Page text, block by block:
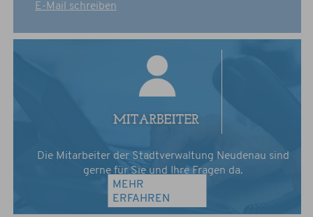
E-Mail schreiben
Die Mitarbeiter der Stadtverwaltung Neudenau sind
gerne für Sie und Ihre Fragen da.
MEHR
ERFAHREN